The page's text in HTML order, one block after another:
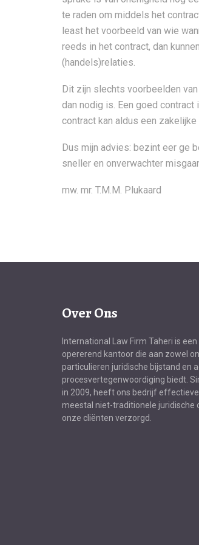
te raden om middels het
least het voorbeeld van wie
reeds in het contract, dan
(handels)relaties.
Dit zijn slechts voorbeelden
dan nodig is. Een goed
contract kan aldus een
Dus mijn advies: bezint eer ge
sneller en onverwachter
mw. mr. T.M.M. Plukaard
Over Ons
International Law Firm Taheri is
opererend kantoor die aan zowel
particulieren juridische bijstand en
procesvertegenwoordiging biedt.
in 2009, heeft ons bedrijf
meestal niet-traditionele juridische
onze cliënten verzorgd.